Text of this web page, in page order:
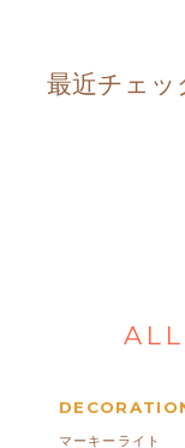
最近チェッ
マーキーライト